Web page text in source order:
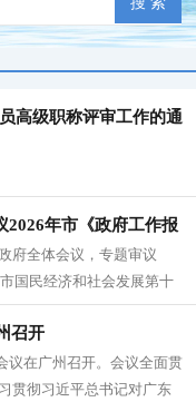
高级职称评审工作的通
2026年市《政府工作报
展第十五个五年规划
府全体会议，专题审议
国民经济和社会发展第十
召开
议在广州召开。会议全面贯
贯彻习近平总书记对广东